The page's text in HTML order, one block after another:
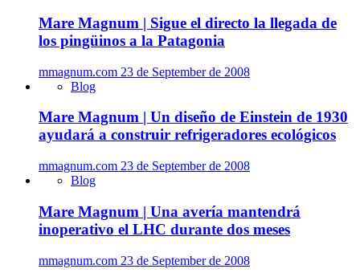
Mare Magnum | Sigue el directo la llegada de
los pingüinos a la Patagonia
mmagnum.com 23 de September de 2008
Blog
Mare Magnum | Un diseño de Einstein de 1930
ayudará a construir refrigeradores ecológicos
mmagnum.com 23 de September de 2008
Blog
Mare Magnum | Una avería mantendrá
inoperativo el LHC durante dos meses
mmagnum.com 23 de September de 2008